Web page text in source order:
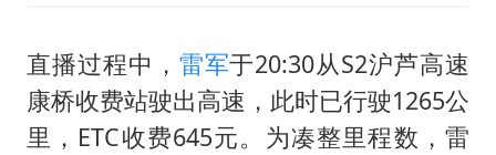
直播过程中， 雷军于20:30从S2沪芦高速
康桥收费站驶出高速，此时已行驶1265公
里，ETC收费645元。为凑整里程数，雷